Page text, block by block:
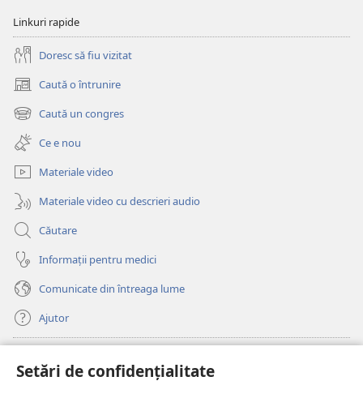
Setări de confidențialitate
Linkuri rapide
Doresc să fiu vizitat
Caută o întrunire
(se
deschide
o
fereastră
nouă)
Caută un congres
(se
deschide
o
fereastră
nouă)
Ce e nou
Materiale video
Materiale video cu descrieri audio
Căutare
Informații pentru medici
Comunicate din întreaga lume
Ajutor
(se
deschide